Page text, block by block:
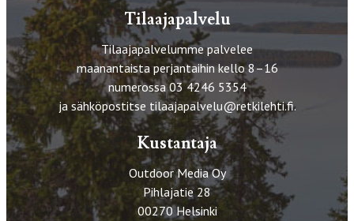
Tilaajapalvelu
Tilaajapalvelumme palvelee
maanantaista perjantaihin kello 8–16
numerossa 03 4246 5354
ja sähköpostitse tilaajapalvelu@retkilehti.fi.
Kustantaja
Outdoor Media Oy
Pihlajatie 28
00270 Helsinki